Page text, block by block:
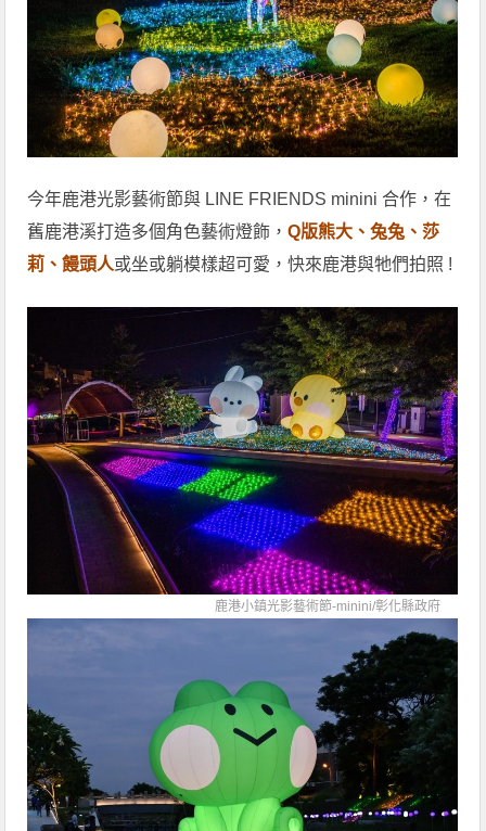
今年鹿港光影藝術節與 LINE FRIENDS minini 合作，在
舊鹿港溪打造多個角色藝術燈飾，Q版熊大、兔兔、莎
莉、饅頭人或坐或躺模樣超可愛，快來鹿港與牠們拍照 !
鹿港小鎮光影藝術節-minini/彰化縣政府